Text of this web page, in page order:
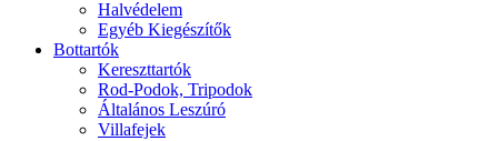
Halvédelem
Egyéb Kiegészítők
Bottartók
Kereszttartók
Rod-Podok, Tripodok
Általános Leszúró
Villafejek